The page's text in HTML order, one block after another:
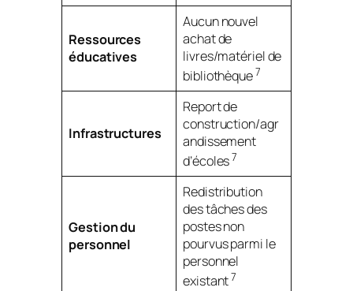
Ressources
éducatives
Aucun nouvel
achat de
livres/matériel de
bibliothèque7
Infrastructures
Report de
construction/agr
andissement
d’écoles7
Gestion du
personnel
Redistribution
des tâches des
postes non
pourvus parmi le
personnel
existant7